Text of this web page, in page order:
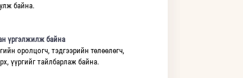
байна.
үргэлжилж байна
оролцогч, тэдгээрийн төлөөлөгч,
үүргийг тайлбарлаж байна.